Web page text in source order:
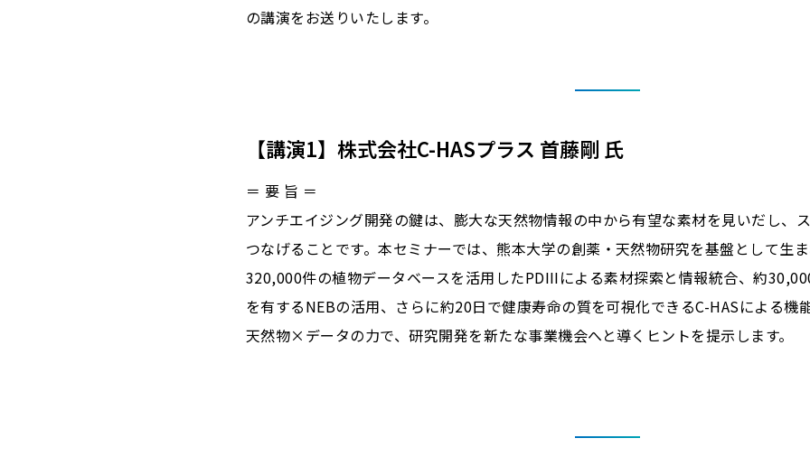
の講演をお送りいたします。
【講演1】株式会社C-HASプラス 首藤剛 氏
＝ 要 旨 ＝
アンチエイジング開発の鍵は、膨大な天然物情報の中から有望な素材を見いだし、
つなげることです。本セミナーでは、熊本大学の創薬・天然物研究を基盤として生ま
320,000件の植物データベースを活用したPDIIIによる素材探索と情報統合、約
を有するNEBの活用、さらに約20日で健康寿命の質を可視化できるC-HASによる機
天然物×データの力で、研究開発を新たな事業機会へと導くヒントを提示します。